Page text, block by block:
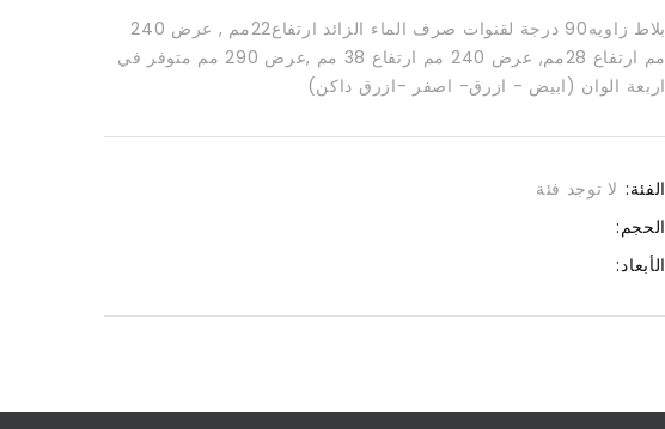
بلاط زاويه90 درجة لقنوات صرف الماء الزائد ارتفاع22مم , عرض 240
مم ارتفاع 28مم, عرض 240 مم ارتفاع 38 مم ,عرض 290 مم متوفر في
اربعة الوان (ابيض - ازرق- اصفر -ازرق داكن)
الفئة: لا توجد فئة
الحجم:
الأبعاد: